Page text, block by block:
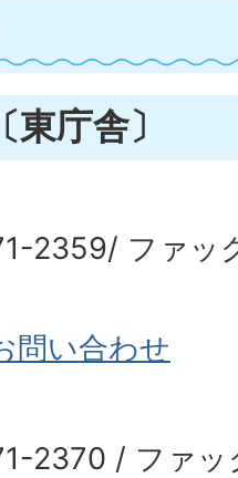
庁舎〕
2359/ ファッ
問い合わせ
2370 / ファ